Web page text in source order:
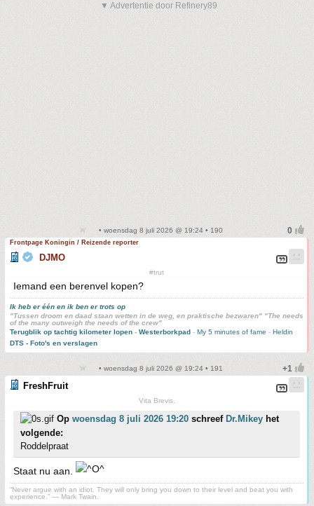
▼ Advertentie door Refinery89
• woensdag 8 juli 2026 @ 19:24 • 190
Frontpage Koningin / Reizende reporter
DJMO
#trut
Iemand een berenvel kopen?
Ik heb er één en ik ben er trots op
"Tussen droom en daad staan wetten in de weg, en praktische bezwaren" "The needs
of the many outweigh the needs of the crew"
Terugblik op tachtig kilometer lopen - Westerborkpad - My 5 minutes of fame - Heldin
DTS - Foto's en verslagen
• woensdag 8 juli 2026 @ 19:24 • 191
FreshFruit
Vita Brevis.
Op woensdag 8 juli 2026 19:20 schreef Dr.Mikey het
volgende:
Roddelpraat
Staat nu aan.
“Never argue with an idiot. They will only bring you down to their level and beat you with
experience.” ― Mark Twain.